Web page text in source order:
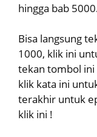
hingga bab
Bisa langsung
1000, klik ini
tekan tombol
klik kata ini
terakhir untuk
klik ini !